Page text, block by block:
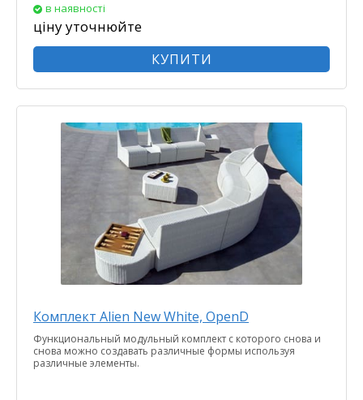
в наявності
ціну уточнюйте
КУПИТИ
Комплект Alien New White, ОpenD
Функциональный модульный комплект с которого снова и
снова можно создавать различные формы используя
различные элементы.